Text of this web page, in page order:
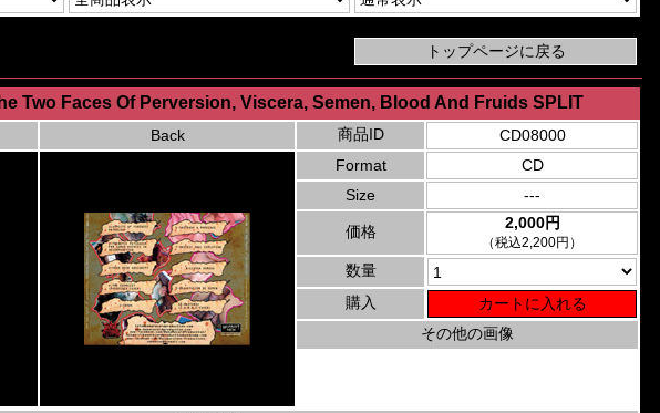
Two Faces Of Perversion, Viscera, Semen, Blood And Fruids SPLIT
Back 商品ID
CD08000
Format
CD
Size
---
価格 2,000円
（税込2,200円）
数量
購入
その他の画像